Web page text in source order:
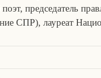
председатель
СПР), лауреат